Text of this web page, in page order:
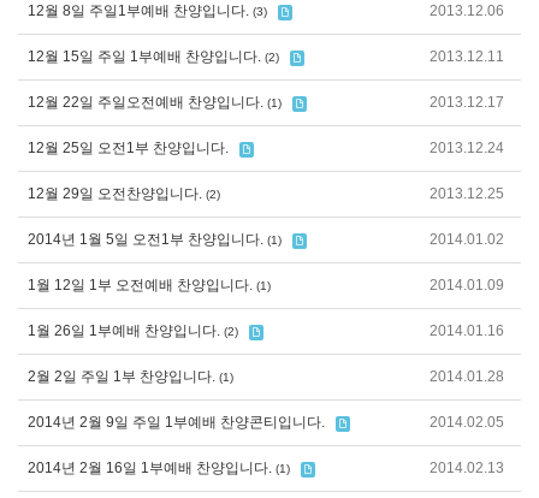
12월 8일 주일1부예배 찬양입니다. (3) 2013.12.06
12월 15일 주일 1부예배 찬양입니다. (2) 2013.12.11
12월 22일 주일오전예배 찬양입니다. (1) 2013.12.17
12월 25일 오전1부 찬양입니다. 2013.12.24
12월 29일 오전찬양입니다. (2) 2013.12.25
2014년 1월 5일 오전1부 찬양입니다. (1) 2014.01.02
1월 12일 1부 오전예배 찬양입니다. (1) 2014.01.09
1월 26일 1부예배 찬양입니다. (2) 2014.01.16
2월 2일 주일 1부 찬양입니다. (1) 2014.01.28
2014년 2월 9일 주일 1부예배 찬양콘티입니다. 2014.02.05
2014년 2월 16일 1부예배 찬양입니다. (1) 2014.02.13